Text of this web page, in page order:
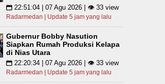
📅 22:51:04 | 07 Agu 2026 | 👁 33 view
Radarmedan | Update 5 jam yang lalu
Gubernur Bobby Nasution
Siapkan Rumah Produksi Kelapa
di Nias Utara
📅 22:20:34 | 07 Agu 2026 | 👁 33 view
Radarmedan | Update 5 jam yang lalu